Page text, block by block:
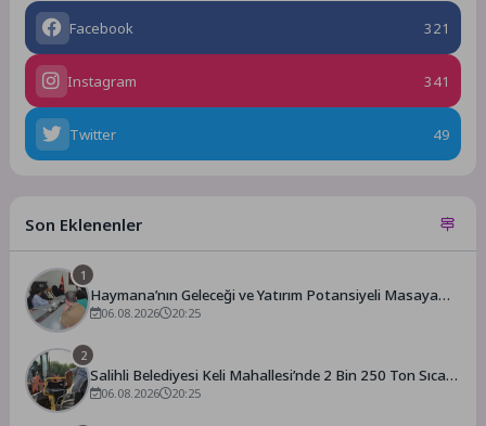
Facebook 321
Instagram 341
Twitter 49
Son Eklenenler
1
Haymana’nın Geleceği ve Yatırım Potansiyeli Masaya
Yatırıldı
06.08.2026 20:25
2
Salihli Belediyesi Keli Mahallesi’nde 2 Bin 250 Ton Sıcak
Asfalt Çalışmasını Tamamladı
06.08.2026 20:25